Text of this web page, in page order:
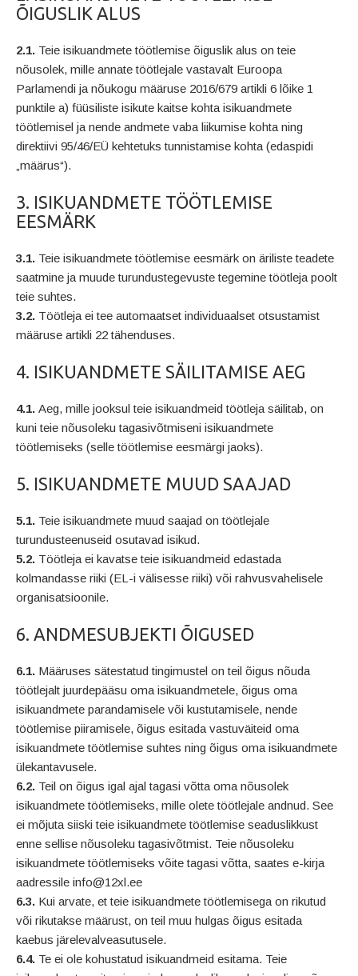
ÕIGUSLIK ALUS
2.1. Teie isikuandmete töötlemise õiguslik alus on teie
nõusolek, mille annate töötlejale vastavalt Euroopa
Parlamendi ja nõukogu määruse 2016/679 artikli 6 lõike 1
punktile a) füüsiliste isikute kaitse kohta isikuandmete
töötlemisel ja nende andmete vaba liikumise kohta ning
direktiivi 95/46/EÜ kehtetuks tunnistamise kohta (edaspidi
„määrus“).
3. ISIKUANDMETE TÖÖTLEMISE
EESMÄRK
3.1. Teie isikuandmete töötlemise eesmärk on äriliste teadete
saatmine ja muude turundustegevuste tegemine töötleja poolt
teie suhtes.
3.2. Töötleja ei tee automaatset individuaalset otsustamist
määruse artikli 22 tähenduses.
4. ISIKUANDMETE SÄILITAMISE AEG
4.1.Aeg, mille jooksul teie isikuandmeid töötleja säilitab, on
kuni teie nõusoleku tagasivõtmiseni isikuandmete
töötlemiseks (selle töötlemise eesmärgi jaoks).
5. ISIKUANDMETE MUUD SAAJAD
5.1. Teie isikuandmete muud saajad on töötlejale
turundusteenuseid osutavad isikud.
5.2. Töötleja ei kavatse teie isikuandmeid edastada
kolmandasse riiki (EL-i välisesse riiki) või rahvusvahelisele
organisatsioonile.
6. ANDMESUBJEKTI ÕIGUSED
6.1. Määruses sätestatud tingimustel on teil õigus nõuda
töötlejalt juurdepääsu oma isikuandmetele, õigus oma
isikuandmete parandamisele või kustutamisele, nende
töötlemise piiramisele, õigus esitada vastuväiteid oma
isikuandmete töötlemise suhtes ning õigus oma isikuandmete
ülekantavusele.
6.2. Teil on õigus igal ajal tagasi võtta oma nõusolek
isikuandmete töötlemiseks, mille olete töötlejale andnud. See
ei mõjuta siiski teie isikuandmete töötlemise seaduslikkust
enne sellise nõusoleku tagasivõtmist. Teie nõusoleku
isikuandmete töötlemiseks võite tagasi võtta, saates e-kirja
aadressile info@12xl.ee
6.3. Kui arvate, et teie isikuandmete töötlemisega on rikutud
või rikutakse määrust, on teil muu hulgas õigus esitada
kaebus järelevalveasutusele.
6.4. Te ei ole kohustatud isikuandmeid esitama. Teie